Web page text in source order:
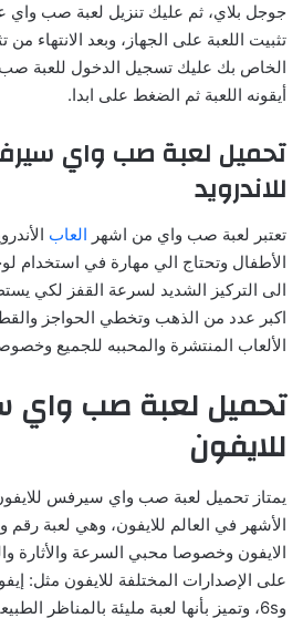
جوجل بلاي، ثم عليك تنزيل لعبة صب واي
تثبيت اللعبة على الجهاز، وبعد الانتهاء من
الخاص بك عليك تسجيل الدخول للعبة
أيقونه اللعبة ثم الضغط على ابدا.
للاندرويد
تعتبر لعبة صب واي من اشهر العاب
الأطفال وتحتاج الي مهارة في استخدام
الى التركيز الشديد لسرعة القفز لكي
اكبر عدد من الذهب وتخطي الحواجز
الألعاب المنتشرة والمحببه للجميع
تحميل لعبة صب
للايفون
يمتاز تحميل لعبة صب واي سيرفس للايفون
الأشهر في العالم للايفون، وهي لعبة رقم
الايفون وخصوصا محبي السرعة والأثارة